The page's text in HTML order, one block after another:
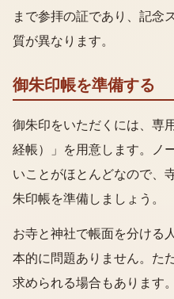
まで参拝の証であり、記念
質が異なります。
御朱印帳を準備する
御朱印をいただくには、専
経帳）」を用意します。ノ
いことがほとんどなので、
朱印帳を準備しましょう。
お寺と神社で帳面を分ける
本的に問題ありません。た
求められる場合もあります